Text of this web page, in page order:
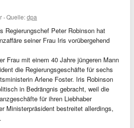
·Quelle:dpa
Regierungschef Peter Robinson hat
seiner Frau Iris vorübergehend
Frau mit einem 40 Jahre jüngeren Mann
die Regierungsgeschäfte für sechs
Arlene Foster. Iris Robinson
in Bedrängnis gebracht, weil die
für ihren Liebhaber
Ministerpräsident bestreitet allerdings,